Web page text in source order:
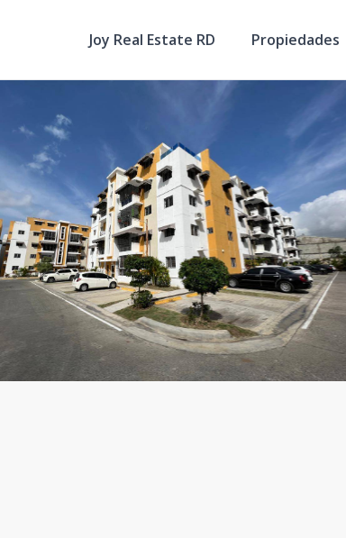
Joy Real Estate RD Propiedades